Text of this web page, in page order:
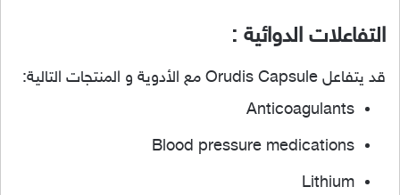
التفاعلات الدوائية :
قد يتفاعل Orudis Capsule مع الأدوية و المنتجات التالية:
Anticoagulants
Blood pressure medications
Lithium